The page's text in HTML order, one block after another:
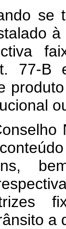
se
77-B
a